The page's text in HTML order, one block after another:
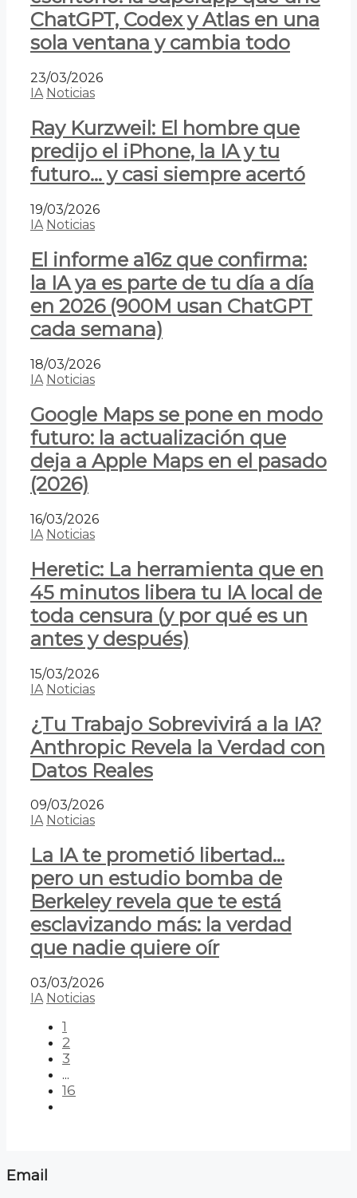
ChatGPT, Codex y Atlas en una
sola ventana y cambia todo
23/03/2026
IA Noticias
Ray Kurzweil: El hombre que
predijo el iPhone, la IA y tu
futuro… y casi siempre acertó
19/03/2026
IA Noticias
El informe a16z que confirma:
la IA ya es parte de tu día a día
en 2026 (900M usan ChatGPT
cada semana)
18/03/2026
IA Noticias
Google Maps se pone en modo
futuro: la actualización que
deja a Apple Maps en el pasado
(2026)
16/03/2026
IA Noticias
Heretic: La herramienta que en
45 minutos libera tu IA local de
toda censura (y por qué es un
antes y después)
15/03/2026
IA Noticias
¿Tu Trabajo Sobrevivirá a la IA?
Anthropic Revela la Verdad con
Datos Reales
09/03/2026
IA Noticias
La IA te prometió libertad…
pero un estudio bomba de
Berkeley revela que te está
esclavizando más: la verdad
que nadie quiere oír
03/03/2026
IA Noticias
1
2
3
...
16
Email